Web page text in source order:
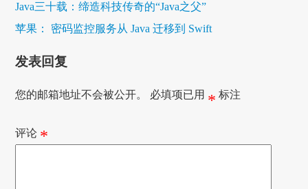
Java三十载：缔造科技传奇的“Java之父”
苹果： 密码监控服务从 Java 迁移到 Swift
发表回复
您的邮箱地址不会被公开。 必填项已用 * 标注
评论 *